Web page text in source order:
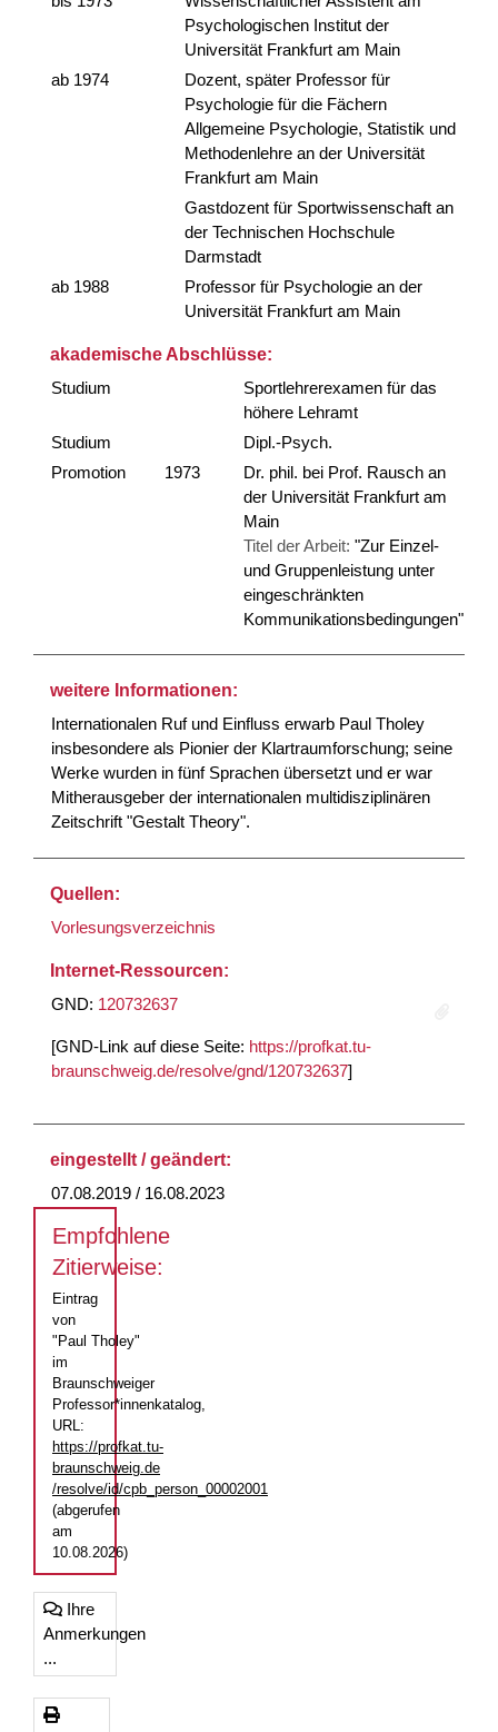
Psychologischen Institut der
Universität Frankfurt am Main
ab 1974
Dozent, später Professor für
Psychologie für die Fächern
Allgemeine Psychologie, Statistik und
Methodenlehre an der Universität
Frankfurt am Main
Gastdozent für Sportwissenschaft an
der Technischen Hochschule
Darmstadt
ab 1988
Professor für Psychologie an der
Universität Frankfurt am Main
akademische Abschlüsse:
Studium
Sportlehrerexamen für das
höhere Lehramt
Studium
Dipl.-Psych.
Promotion
1973
Dr. phil. bei Prof. Rausch an
der Universität Frankfurt am
Main
Titel der Arbeit: "Zur Einzel-
und Gruppenleistung unter
eingeschränkten
Kommunikationsbedingungen"
weitere Informationen:
Internationalen Ruf und Einfluss erwarb Paul Tholey
insbesondere als Pionier der Klartraumforschung; seine
Werke wurden in fünf Sprachen übersetzt und er war
Mitherausgeber der internationalen multidisziplinären
Zeitschrift "Gestalt Theory".
Quellen:
Vorlesungsverzeichnis
Internet-Ressourcen:
GND: 120732637
[GND-Link auf diese Seite: https://profkat.tu-
braunschweig.de/resolve/gnd/120732637]
eingestellt / geändert:
07.08.2019 / 16.08.2023
Empfohlene
Zitierweise:
Eintrag
von
"Paul Tholey"
im
Braunschweiger
Professor*innenkatalog,
URL:
https://profkat.tu-
braunschweig.de
/resolve/id/cpb_person_00002001
(abgerufen
am
10.08.2026)
Ihre
Anmerkungen
...